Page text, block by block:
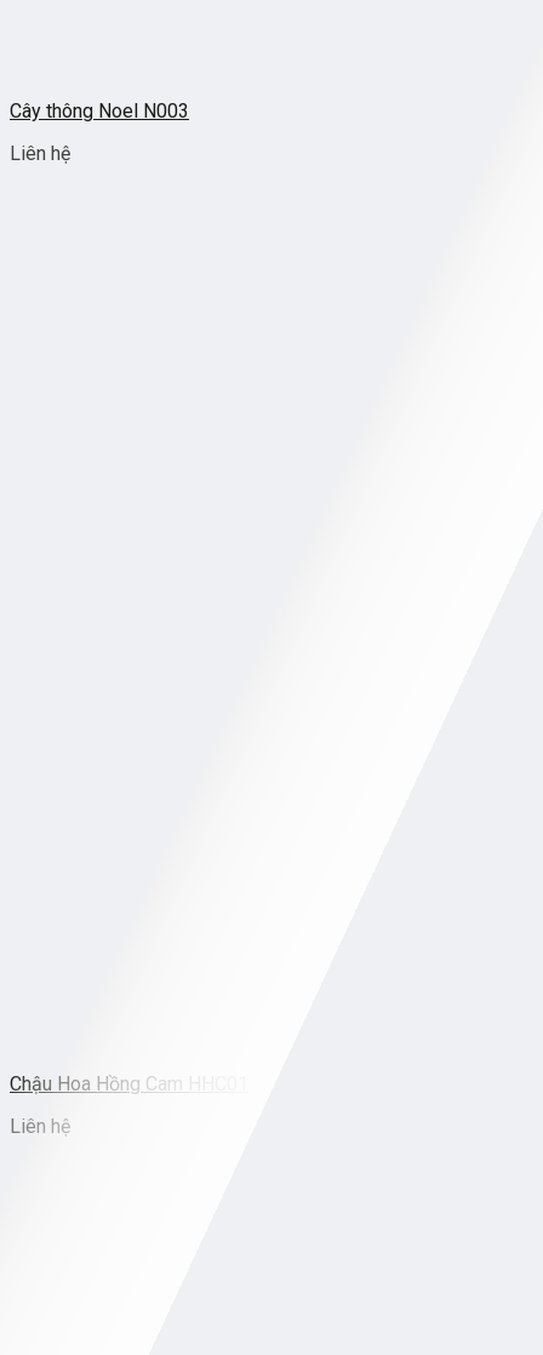
Cây thông Noel N003
Liên hệ
Chậu Hoa Hồng Cam HHC01
Liên hệ